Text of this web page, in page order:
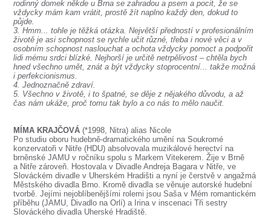
rodinný domek někde u Brna se zahradou a psem a pocit, že se
vždycky mám kam vrátit, prostě žít naplno každý den, dokud to
půjde.
3. Hmm... tohle je těžká otázka. Největší předností v profesionálním
životě je asi schopnost se rychle učit různé, třeba i nové věci a v
osobním schopnost naslouchat a ochota vždycky pomoct a podpořit
lidi mému srdci blízké. Nejhorší je určitě netrpělivost – chtěla bych
hned všechno umět, znát a být vždycky stoprocentní... takže možná
i perfekcionismus.
4. Jednoznačně zdraví.
5. Všechno v životě, i to špatné, se děje z nějakého důvodu, a až
čas nám ukáže, proč tomu tak bylo a co nás to mělo naučit.
MÍMA KRAJČOVÁ(*1998, Nitra) alias Nicole
Po studiu oboru hudebně-dramatického umění na Soukromé
konzervatoři v Nitře (HDU) absolvovala muzikálové herectví na
brněnské JAMU v ročníku spolu s Markem Vitekerem. Žije v Brně
a Nitře zároveň. Hostovala v Divadle Andreja Bagara v Nitře, ve
Slováckém divadle v Uherském Hradišti a nyní je čerstvě v angažmá
Městského divadla Brno. Kromě divadla se věnuje autorské hudební
tvorbě. Jejími nejoblíbenějšími rolemi jsou Saša v Mém romantickém
příběhu (JAMU, Divadlo na Orlí) a Irina v inscenaci Tři sestry
Slováckého divadla Uherské Hradiště.